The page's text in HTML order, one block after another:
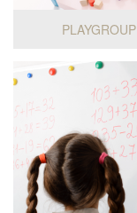
PLAYGROUP